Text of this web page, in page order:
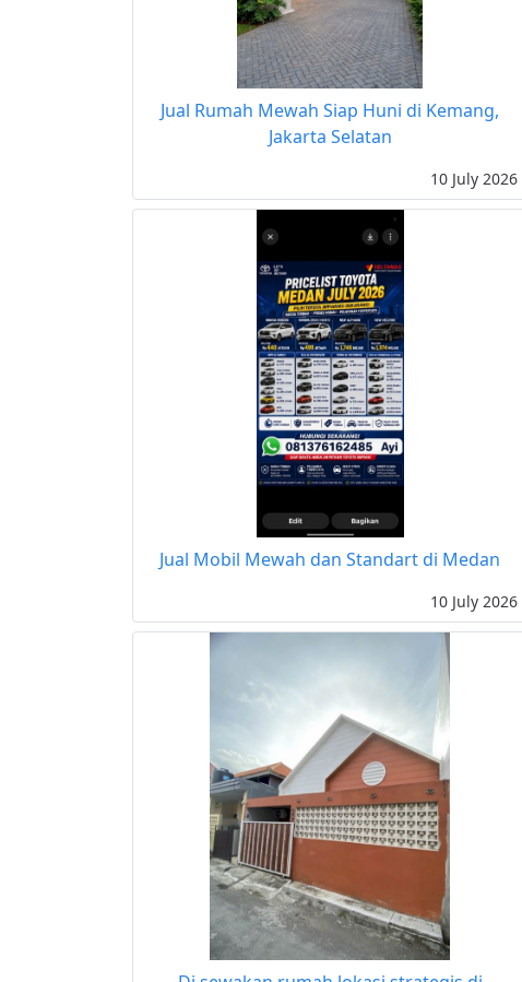
Jual Rumah Mewah Siap Huni di Kemang,
Jakarta Selatan
10 July 2026
Jual Mobil Mewah dan Standart di Medan
10 July 2026